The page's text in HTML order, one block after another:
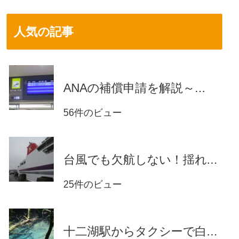
人気の記事
ANAの補償申請を解説～...
56件のビュー
台風でも欠航しない！揺れ...
25件のビュー
十二湖駅からタクシーで白...